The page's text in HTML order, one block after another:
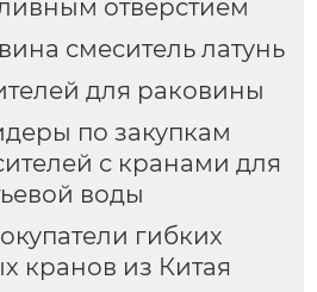
отверстием
смеситель латунь
для раковины
по закупкам
с кранами для
воды
гибких
кранов из Китая